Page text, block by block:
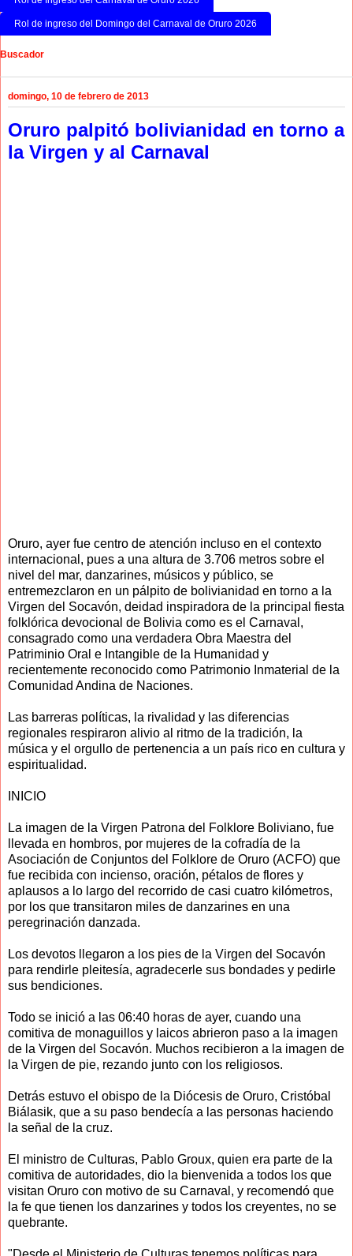
Rol de ingreso del Domingo del Carnaval de Oruro 2026
Buscador
domingo, 10 de febrero de 2013
Oruro palpitó bolivianidad en torno a
la Virgen y al Carnaval
Oruro, ayer fue centro de atención incluso en el contexto
internacional, pues a una altura de 3.706 metros sobre el
nivel del mar, danzarines, músicos y público, se
entremezclaron en un pálpito de bolivianidad en torno a la
Virgen del Socavón, deidad inspiradora de la principal fiesta
folklórica devocional de Bolivia como es el Carnaval,
consagrado como una verdadera Obra Maestra del
Patriminio Oral e Intangible de la Humanidad y
recientemente reconocido como Patrimonio Inmaterial de la
Comunidad Andina de Naciones.
Las barreras políticas, la rivalidad y las diferencias
regionales respiraron alivio al ritmo de la tradición, la
música y el orgullo de pertenencia a un país rico en cultura y
espiritualidad.
INICIO
La imagen de la Virgen Patrona del Folklore Boliviano, fue
llevada en hombros, por mujeres de la cofradía de la
Asociación de Conjuntos del Folklore de Oruro (ACFO) que
fue recibida con incienso, oración, pétalos de flores y
aplausos a lo largo del recorrido de casi cuatro kilómetros,
por los que transitaron miles de danzarines en una
peregrinación danzada.
Los devotos llegaron a los pies de la Virgen del Socavón
para rendirle pleitesía, agradecerle sus bondades y pedirle
sus bendiciones.
Todo se inició a las 06:40 horas de ayer, cuando una
comitiva de monaguillos y laicos abrieron paso a la imagen
de la Virgen del Socavón. Muchos recibieron a la imagen de
la Virgen de pie, rezando junto con los religiosos.
Detrás estuvo el obispo de la Diócesis de Oruro, Cristóbal
Biálasik, que a su paso bendecía a las personas haciendo
la señal de la cruz.
El ministro de Culturas, Pablo Groux, quien era parte de la
comitiva de autoridades, dio la bienvenida a todos los que
visitan Oruro con motivo de su Carnaval, y recomendó que
la fe que tienen los danzarines y todos los creyentes, no se
quebrante.